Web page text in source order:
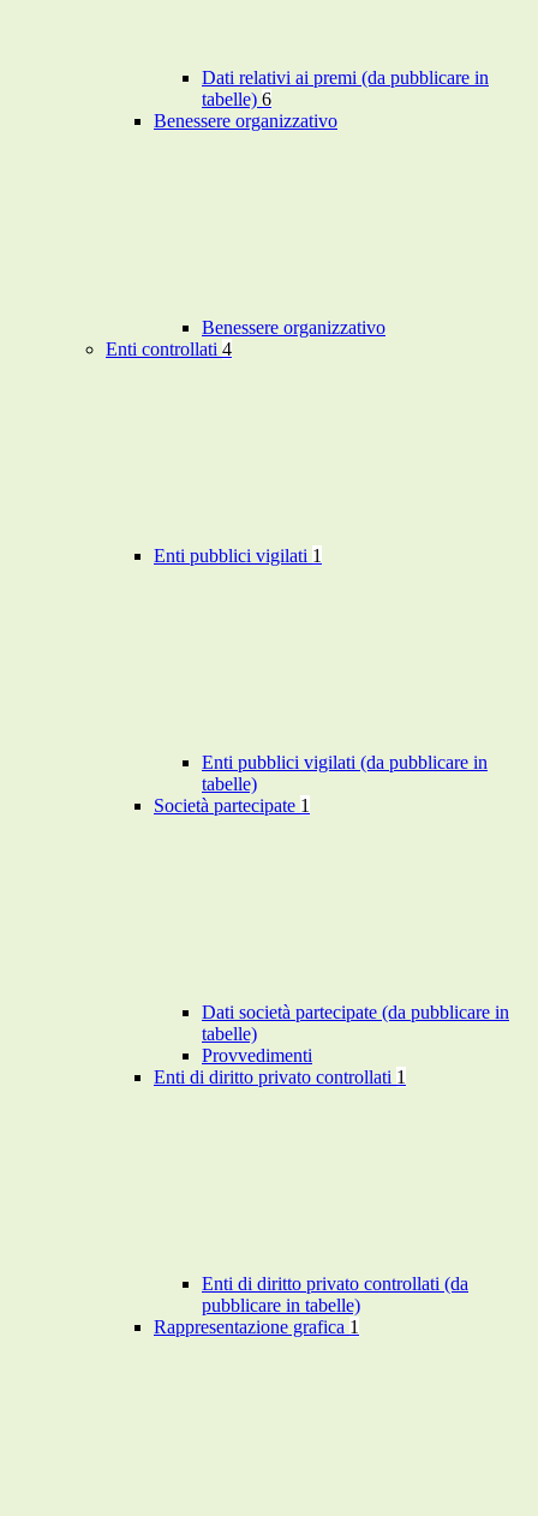
Dati relativi ai premi (da pubblicare in
tabelle) 6
Benessere organizzativo
Benessere organizzativo
Enti controllati 4
Enti pubblici vigilati 1
Enti pubblici vigilati (da pubblicare in
tabelle)
Società partecipate 1
Dati società partecipate (da pubblicare in
tabelle)
Provvedimenti
Enti di diritto privato controllati 1
Enti di diritto privato controllati (da
pubblicare in tabelle)
Rappresentazione grafica 1